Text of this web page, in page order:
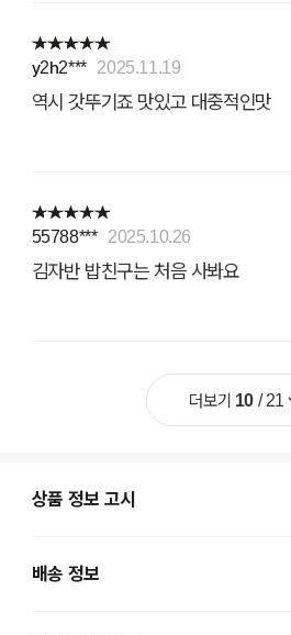
y2h2*** 2025.11.19
역시 갓뚜기죠 맛있고 대중적인맛
55788*** 2025.10.26
김자반 밥친구는 처음 사봐요
더보기 10/21
상품 정보 고시
배송 정보